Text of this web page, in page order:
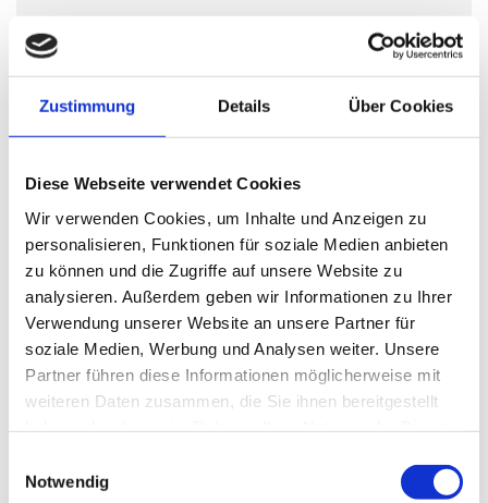
Zustimmung Details Über Cookies
Diese Webseite verwendet Cookies
Wir verwenden Cookies, um Inhalte und Anzeigen zu
personalisieren, Funktionen für soziale Medien anbieten
zu können und die Zugriffe auf unsere Website zu
analysieren. Außerdem geben wir Informationen zu Ihrer
Verwendung unserer Website an unsere Partner für
soziale Medien, Werbung und Analysen weiter. Unsere
Partner führen diese Informationen möglicherweise mit
weiteren Daten zusammen, die Sie ihnen bereitgestellt
Notwendig
In 48 Stunden haben wir es für Sie!
Dank unserem riesigen Händler-Netzwerk bieten wir
Ihnen ein großes Angebot an neuen und gebrauchten
Nutzfahrzeugen. Wir - das Team von Guido Köller
Automobile - sind Ihr kompetenter und zuverlässiger
Partner, wenn es um den schnellen und seriösen Verkauf
von Nutzfahrzeugen geht.
Wir finden gemeinsam mit Ihnen innerhalb von nur 48